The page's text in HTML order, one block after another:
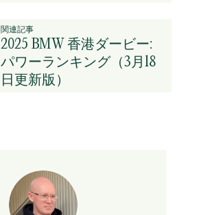
関連記事
2025 BMW 香港ダービー:
パワーランキング（3月18
日更新版）